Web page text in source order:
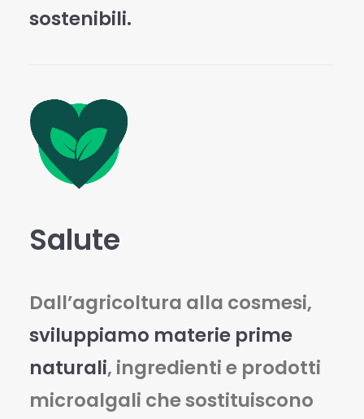
sostenibili.
Salute
Dall’agricoltura alla cosmesi,
sviluppiamo materie prime
naturali, ingredienti e prodotti
microalgali che sostituiscono